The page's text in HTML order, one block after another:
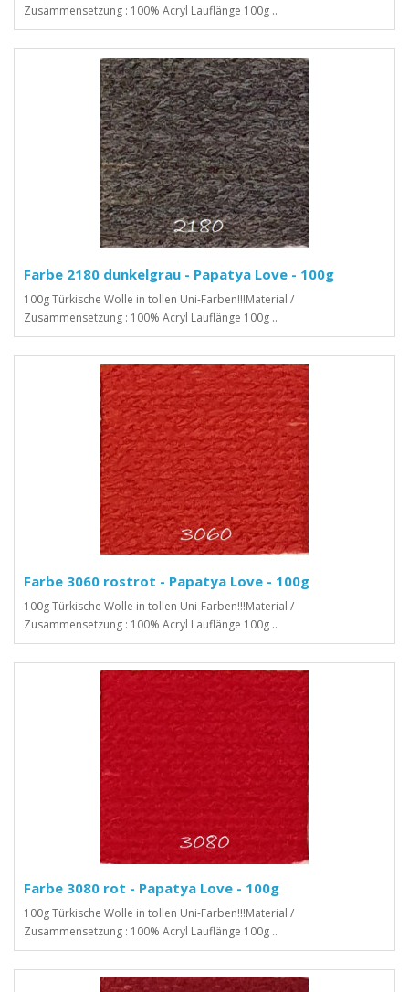
Zusammensetzung : 100% Acryl Lauflänge 100g ..
Farbe 2180 dunkelgrau - Papatya Love - 100g
100g Türkische Wolle in tollen Uni-Farben!!!Material /
Zusammensetzung : 100% Acryl Lauflänge 100g ..
Farbe 3060 rostrot - Papatya Love - 100g
100g Türkische Wolle in tollen Uni-Farben!!!Material /
Zusammensetzung : 100% Acryl Lauflänge 100g ..
Farbe 3080 rot - Papatya Love - 100g
100g Türkische Wolle in tollen Uni-Farben!!!Material /
Zusammensetzung : 100% Acryl Lauflänge 100g ..